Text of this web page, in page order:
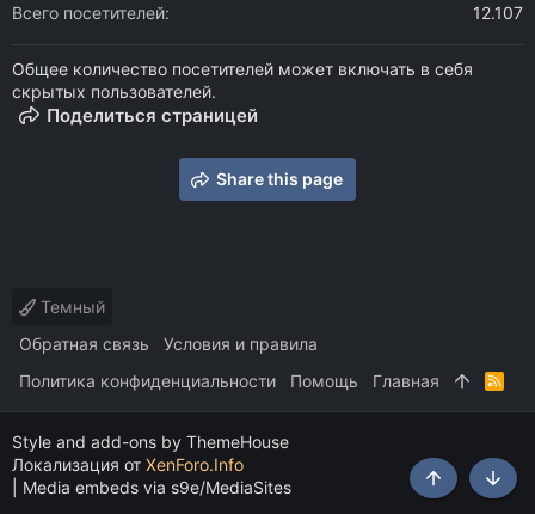
Всего посетителей
12.107
Общее количество посетителей может включать в себя
скрытых пользователей.
Поделиться страницей
Share this page
Темный
Обратная связь
Условия и правила
Политика конфиденциальности
Помощь Главная
R
S
Style and add-ons by ThemeHouse
Локализация от XenForo.Info
Media embeds via s9e/MediaSites Сверху Снизу